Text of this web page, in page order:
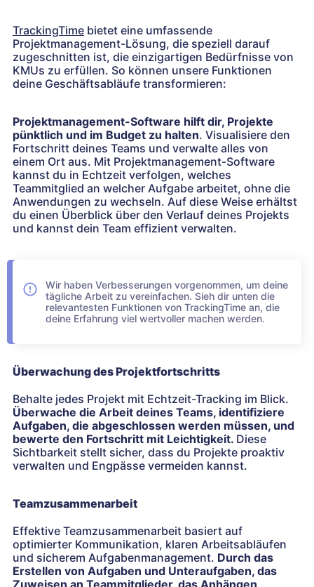
TrackingTime bietet eine umfassende
Projektmanagement-Lösung, die speziell darauf
zugeschnitten ist, die einzigartigen Bedürfnisse von
KMUs zu erfüllen. So können unsere Funktionen
deine Geschäftsabläufe transformieren:
Projektmanagement-Software hilft dir, Projekte
pünktlich und im Budget zu halten. Visualisiere den
Fortschritt deines Teams und verwalte alles von
einem Ort aus. Mit Projektmanagement-Software
kannst du in Echtzeit verfolgen, welches
Teammitglied an welcher Aufgabe arbeitet, ohne die
Anwendungen zu wechseln. Auf diese Weise erhältst
du einen Überblick über den Verlauf deines Projekts
und kannst dein Team effizient verwalten.
Wir haben Verbesserungen vorgenommen, um deine
tägliche Arbeit zu vereinfachen. Sieh dir unten die
relevantesten Funktionen von TrackingTime an, die
deine Erfahrung viel wertvoller machen werden.
Überwachung des Projektfortschritts
Behalte jedes Projekt mit Echtzeit-Tracking im Blick.
Überwache die Arbeit deines Teams, identifiziere
Aufgaben, die abgeschlossen werden müssen, und
bewerte den Fortschritt mit Leichtigkeit. Diese
Sichtbarkeit stellt sicher, dass du Projekte proaktiv
verwalten und Engpässe vermeiden kannst.
Teamzusammenarbeit
Effektive Teamzusammenarbeit basiert auf
optimierter Kommunikation, klaren Arbeitsabläufen
und sicherem Aufgabenmanagement. Durch das
Erstellen von Aufgaben und Unteraufgaben, das
Zuweisen an Teammitglieder, das Anhängen